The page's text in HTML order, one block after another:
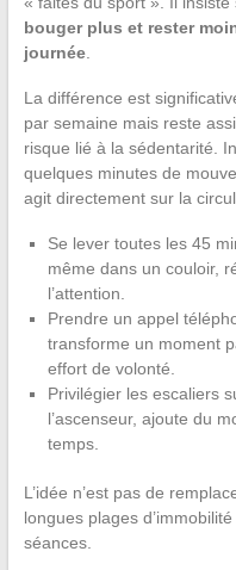
bouger plus et rester
journée.
La différence est
par semaine mais reste
risque lié à la sédentarité.
quelques minutes de
agit directement sur la
Se lever toutes les 45
même dans un couloir,
l’attention.
Prendre un appel
transforme un moment
effort de volonté.
Privilégier les escaliers
l’ascenseur, ajoute du
temps.
L’idée n’est pas de
longues plages
séances.